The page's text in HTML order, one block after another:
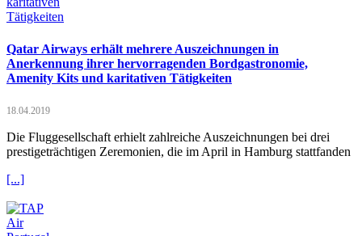
Qatar Airways erhält mehrere Auszeichnungen in
Anerkennung ihrer hervorragenden Bordgastronomie,
Amenity Kits und karitativen Tätigkeiten
18.04.2019
Die Fluggesellschaft erhielt zahlreiche Auszeichnungen bei drei
prestigeträchtigen Zeremonien, die im April in Hamburg stattfanden
[...]